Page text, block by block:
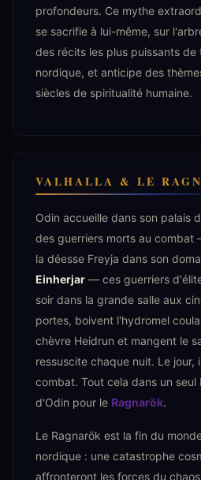
profondeurs. Ce mythe
se sacrifie à lui-même, sur
des récits les plus puissants
nordique, et anticipe des
siècles de spiritualité humaine.
VALHALLA & LE
Odin accueille dans son palais
des guerriers morts au combat
la déesse Freyja dans son
Einherjar — ces guerriers
soir dans la grande salle aux
portes, boivent l'hydromel
chèvre Heidrun et mangent le
ressuscite chaque nuit. Le jour,
combat. Tout cela dans un
d'Odin pour le Ragnarök.
Le Ragnarök est la fin du
nordique : une catastrophe
affronteront les forces du